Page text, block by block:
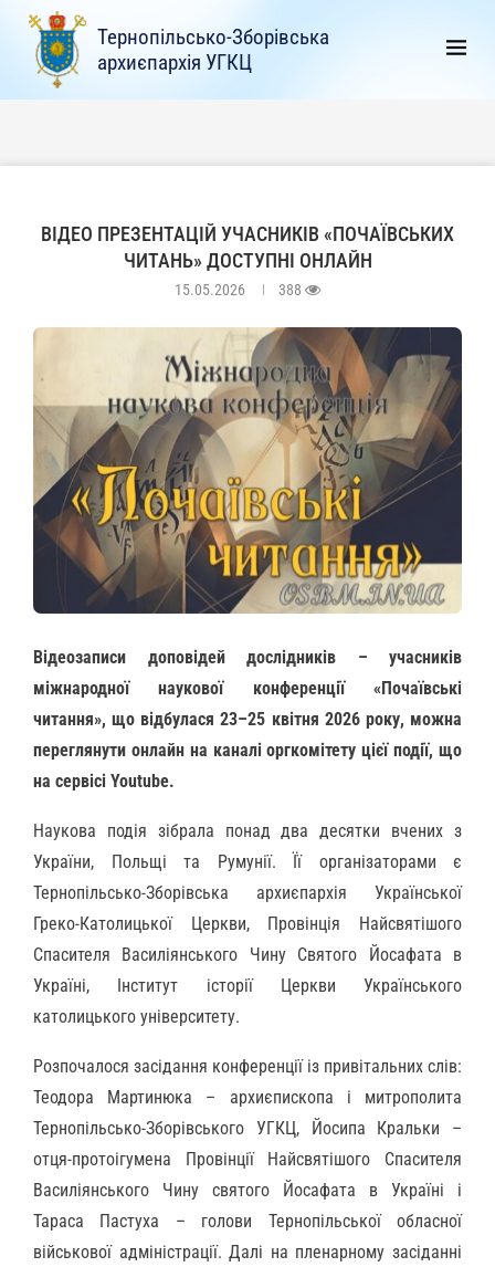
Тернопільсько-Зборівська
архиєпархія УГКЦ
ВІДЕО ПРЕЗЕНТАЦІЙ УЧАСНИКІВ «ПОЧАЇВСЬКИХ
ЧИТАНЬ» ДОСТУПНІ ОНЛАЙН
15.05.2026 388
Відеозаписи доповідей дослідників – учасників
міжнародної наукової конференції «Почаївські
читання», що відбулася 23–25 квітня 2026 року, можна
переглянути онлайн на каналі оргкомітету цієї події, що
на сервісі Youtube.
Наукова подія зібрала понад два десятки вчених з
України, Польщі та Румунії. Її організаторами є
Тернопільсько-Зборівська архиєпархія Української
Греко-Католицької Церкви, Провінція Найсвятішого
Спасителя Василіянського Чину Святого Йосафата в
Україні, Інститут історії Церкви Українського
католицького університету.
Розпочалося засідання конференції із привітальних слів:
Теодора Мартинюка – архиєпископа і митрополита
Тернопільсько-Зборівського УГКЦ, Йосипа Кральки –
отця-протоігумена Провінції Найсвятішого Спасителя
Василіянського Чину святого Йосафата в Україні і
Тараса Пастуха – голови Тернопільської обласної
військової адміністрації. Далі на пленарному засіданні